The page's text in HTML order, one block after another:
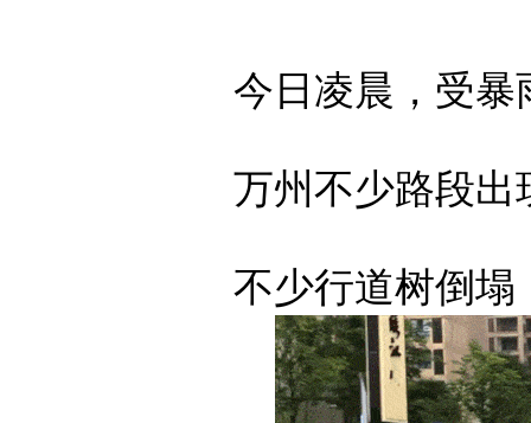
今日凌晨，受暴
万州不少路段出
不少行道树倒塌